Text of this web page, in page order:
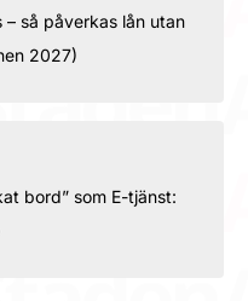
så påverkas lån utan
2027)
bord” som E-tjänst: